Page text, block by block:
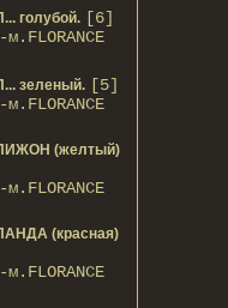
голубой. [6]
зеленый. [5]
(желтый)
(красная)